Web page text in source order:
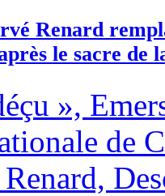
Renard
le sacre de
»,
de